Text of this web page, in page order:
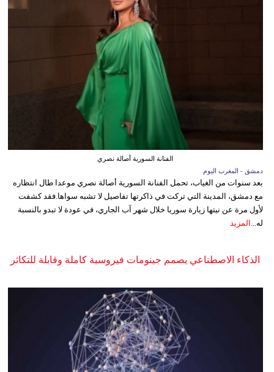
الفنانة السورية أصالة نصري
دمشق - المغرب اليوم
بعد سنوات من الغياب، تحمل الفنانة السورية أصالة نصري موعدا طال انتظاره
مع دمشق، المدينة التي تركت في ذاكرتها تفاصيل لا تشبه سواها.فقد كشفت
لأول مرة عن نيتها زيارة سوريا خلال شهر آب الجاري، في عودة لا تبدو بالنسبة
له... المزيد
الذكاء الاصطناعي يصمم جينومات فيروسية كاملة وقابلة للتكاثر